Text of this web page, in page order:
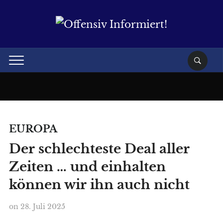
EUROPA
Der schlechteste Deal aller
Zeiten … und einhalten
können wir ihn auch nicht
on 28. Juli 2025